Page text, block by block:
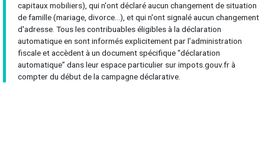
capitaux mobiliers), qui n'ont déclaré aucun changement de situation
de famille (mariage, divorce…), et qui n'ont signalé aucun changement
d'adresse. Tous les contribuables éligibles à la déclaration
automatique en sont informés explicitement par l’administration
fiscale et accèdent à un document spécifique “déclaration
automatique” dans leur espace particulier sur impots.gouv.fr à
compter du début de la campagne déclarative.